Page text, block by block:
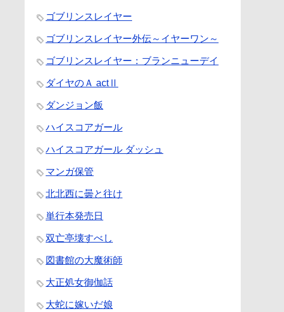
ゴブリンスレイヤー
ゴブリンスレイヤー外伝～イヤーワン～
ゴブリンスレイヤー：ブランニューデイ
ダイヤのＡ actⅡ
ダンジョン飯
ハイスコアガール
ハイスコアガール ダッシュ
マンガ保管
北北西に曇と往け
単行本発売日
双亡亭壊すべし
図書館の大魔術師
大正処女御伽話
大蛇に嫁いだ娘